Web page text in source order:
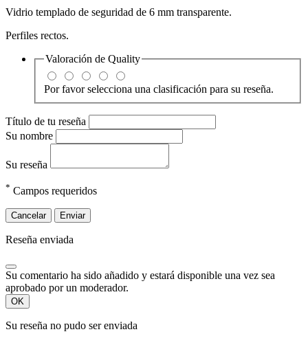
Vidrio templado de seguridad de 6 mm transparente.
Perfiles rectos.
Valoración de Quality
Por favor selecciona una clasificación para su reseña.
Título de tu reseña
Su nombre
Su reseña
* Campos requeridos
Cancelar Enviar
Reseña enviada
Su comentario ha sido añadido y estará disponible una vez sea
aprobado por un moderador.
OK
Su reseña no pudo ser enviada